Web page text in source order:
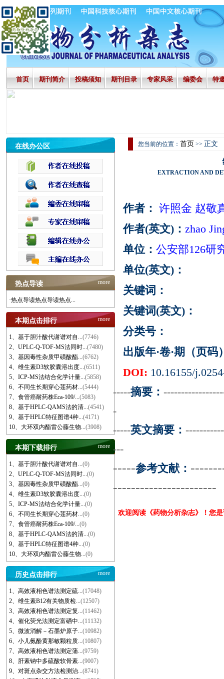
首页 期刊简介 投稿须知 期刊目录 专家风采 编委会 特
在线办公区
热点导读 more
·热点导读热点导读热点...
本期点击排行 more
1、基于胆汁酸代谢谱对自...(7746)
2、UPLC-Q-TOF-MS法同时...(7480)
3、基因毒性杂质甲磺酸酯...(6762)
4、维生素D3软胶囊溶出度...(6511)
5、ICP-MS法结合化学计量...(5858)
6、不同生长期穿心莲药材...(5444)
7、食管癌耐药株Eca-109/...(5083)
8、基于HPLC-QAMS法的清...(4541)
9、基于HPLC特征图谱4种...(4171)
10、大环双内酯雷公藤生物...(3908)
本期下载排行 more
1、基于胆汁酸代谢谱对自...(0)
2、UPLC-Q-TOF-MS法同时...(0)
3、基因毒性杂质甲磺酸酯...(0)
4、维生素D3软胶囊溶出度...(0)
5、ICP-MS法结合化学计量...(0)
6、不同生长期穿心莲药材...(0)
7、食管癌耐药株Eca-109/...(0)
8、基于HPLC-QAMS法的清...(0)
9、基于HPLC特征图谱4种...(0)
10、大环双内酯雷公藤生物...(0)
历史点击排行 more
1、高效液相色谱法测定硫...(17048)
2、维生素B12有关物质检...(12507)
3、高效液相色谱法测定复...(11462)
4、催化荧光法测定富硒中...(11132)
5、微波消解－石墨炉原子...(10982)
6、小儿氨酚黄那敏颗粒质...(10807)
7、高效液相色谱法测定蒲...(9759)
8、肝素钠中多硫酸软骨素...(9007)
9、对斑点杂交方法检测治...(8741)
您当前的位置： 首页 >> 正文
EXTRACTION AND
作者： 许照金 赵敬
作者(英文)： zhao
单位： 公安部126研
单位(英文)：
关键词：
关键词(英文)：
分类号：
出版年·卷·期（页码
DOI: 10.16155/
-----摘要：
-
-----英文摘要：
---
-----参考文献：
-----------------------
欢迎阅读《药物分析杂志》！您